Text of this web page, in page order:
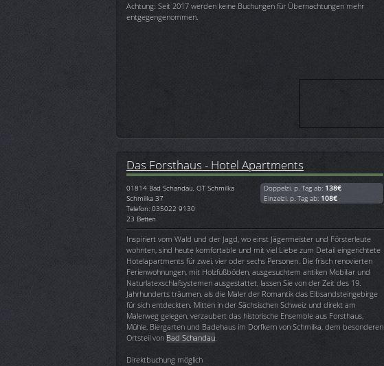
Achtung: Seit 2017 werden keine Buchungen für Übernachtungen mehr
entgegengenommen.
Das Forsthaus - Hotel Apartments
01814 Bad Schandau, OT Schmilka
Schmilka 37
Telefon: 035022 9130
23 Betten
Doppelzi. p. Tag ab: 138€
Einzelzi. p. Tag ab: 108€
Inspiriert vom Wald und der Jagd, wo einst Jägermeister und Försterleute
wohnten, sind heute komfortable und mit viel Liebe zum Detail eingerichtete
Hotelapartments für zwei, vier oder sechs Personen. Die frisch renovierten
Ferienwohnungen, mit Holzfußböden, ausgesuchtem antiken Mobiliar und
Naturlatexschlafsystemen ausgestattet, lassen Sie von der Zeit des 19.
Jahrhunderts träumen, als die Maler der Romantik das Elbsandsteingebirge
für sich entdeckten. Mitten in der Sächsischen Schweiz und direkt am
Malerweg gelegen, verzaubert das historische Ensemble aus Forsthaus,
Mühle, Biergarten und Badehaus im Dorfkern von Schmilka, dem besonderen
Ortsteil von Bad Schandau.
Direktbuchung möglich